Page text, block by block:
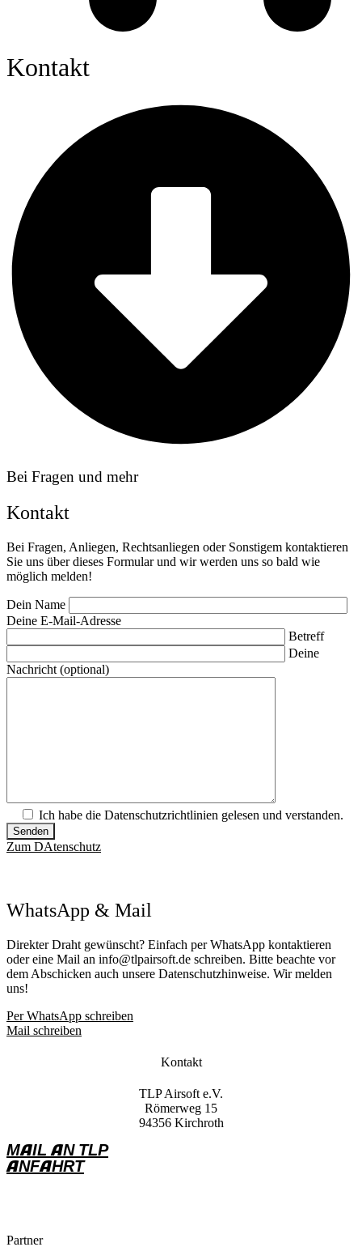
Kontakt
Bei Fragen und mehr
Kontakt
Bei Fragen, Anliegen, Rechtsanliegen oder Sonstigem kontaktieren
Sie uns über dieses Formular und wir werden uns so bald wie
möglich melden!
Dein Name
Deine E-Mail-Adresse
Betreff
Deine
Nachricht (optional)
Ich habe die Datenschutzrichtlinien gelesen und verstanden.
Zum DAtenschutz
WhatsApp & Mail
Direkter Draht gewünscht? Einfach per WhatsApp kontaktieren
oder eine Mail an info@tlpairsoft.de schreiben. Bitte beachte vor
dem Abschicken auch unsere Datenschutzhinweise. Wir melden
uns!
Per WhatsApp schreiben
Mail schreiben
Kontakt
TLP Airsoft e.V.
Römerweg 15
94356 Kirchroth
MAIL AN TLP
ANFAHRT
Partner